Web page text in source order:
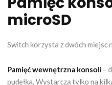
microSD
Switch korzysta z dwóch miejsc
Pamięć wewnętrzna konsoli –
pudełka. Wystarcza tylko na